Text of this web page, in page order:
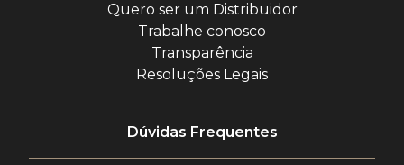
Quero ser um Distribuidor
Trabalhe conosco
Transparência
Resoluções Legais
Dúvidas Frequentes